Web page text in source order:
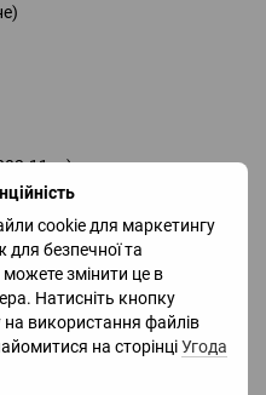
cookie для маркетингу
для безпечної та
змінити це в
Натисніть кнопку
використання файлів
на сторінціУгода